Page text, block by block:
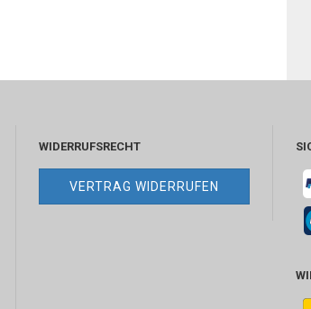
WIDERRUFSRECHT
VERTRAG WIDERRUFEN